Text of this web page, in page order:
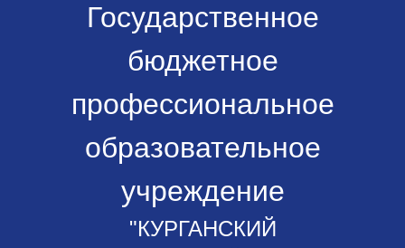
Государственное
бюджетное
профессиональное
образовательное
учреждение
"КУРГАНСКИЙ